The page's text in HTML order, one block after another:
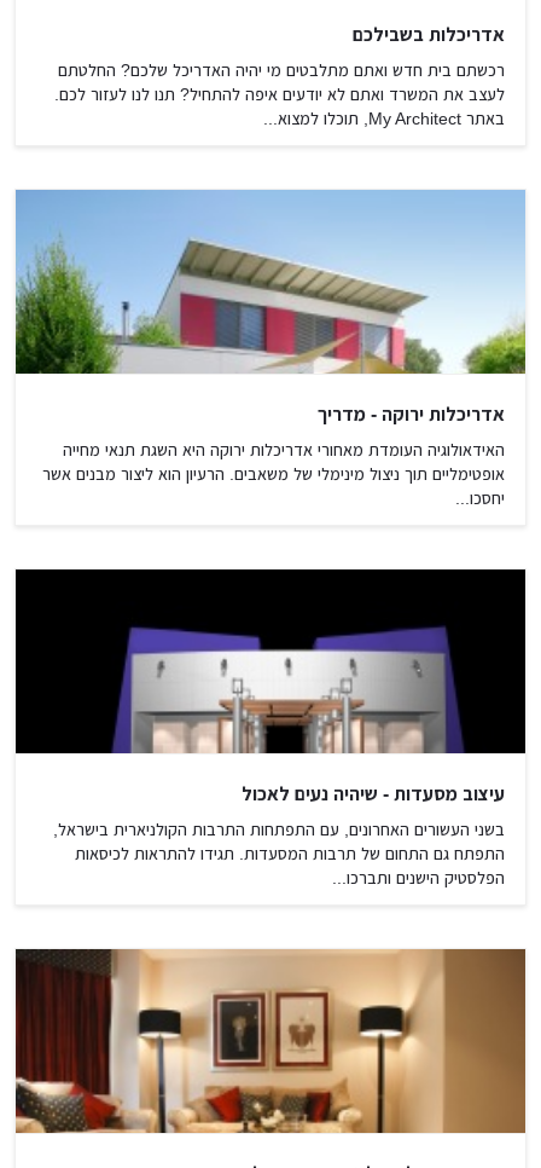
אדריכלות בשבילכם
רכשתם בית חדש ואתם מתלבטים מי יהיה האדריכל שלכם? החלטתם
לעצב את המשרד ואתם לא יודעים איפה להתחיל? תנו לנו לעזור לכם.
באתר My Architect, תוכלו למצוא...
אדריכלות ירוקה - מדריך
האידאולוגיה העומדת מאחורי אדריכלות ירוקה היא השגת תנאי מחייה
אופטימליים תוך ניצול מינימלי של משאבים. הרעיון הוא ליצור מבנים אשר
יחסכו...
עיצוב מסעדות - שיהיה נעים לאכול
בשני העשורים האחרונים, עם התפתחות התרבות הקולניארית בישראל,
התפתח גם התחום של תרבות המסעדות. תגידו להתראות לכיסאות
הפלסטיק הישנים ותברכו...